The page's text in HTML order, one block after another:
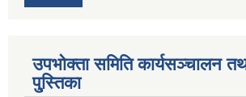
उपभोक्ता समिति कार्यसञ्चालन
पु्स्तिका